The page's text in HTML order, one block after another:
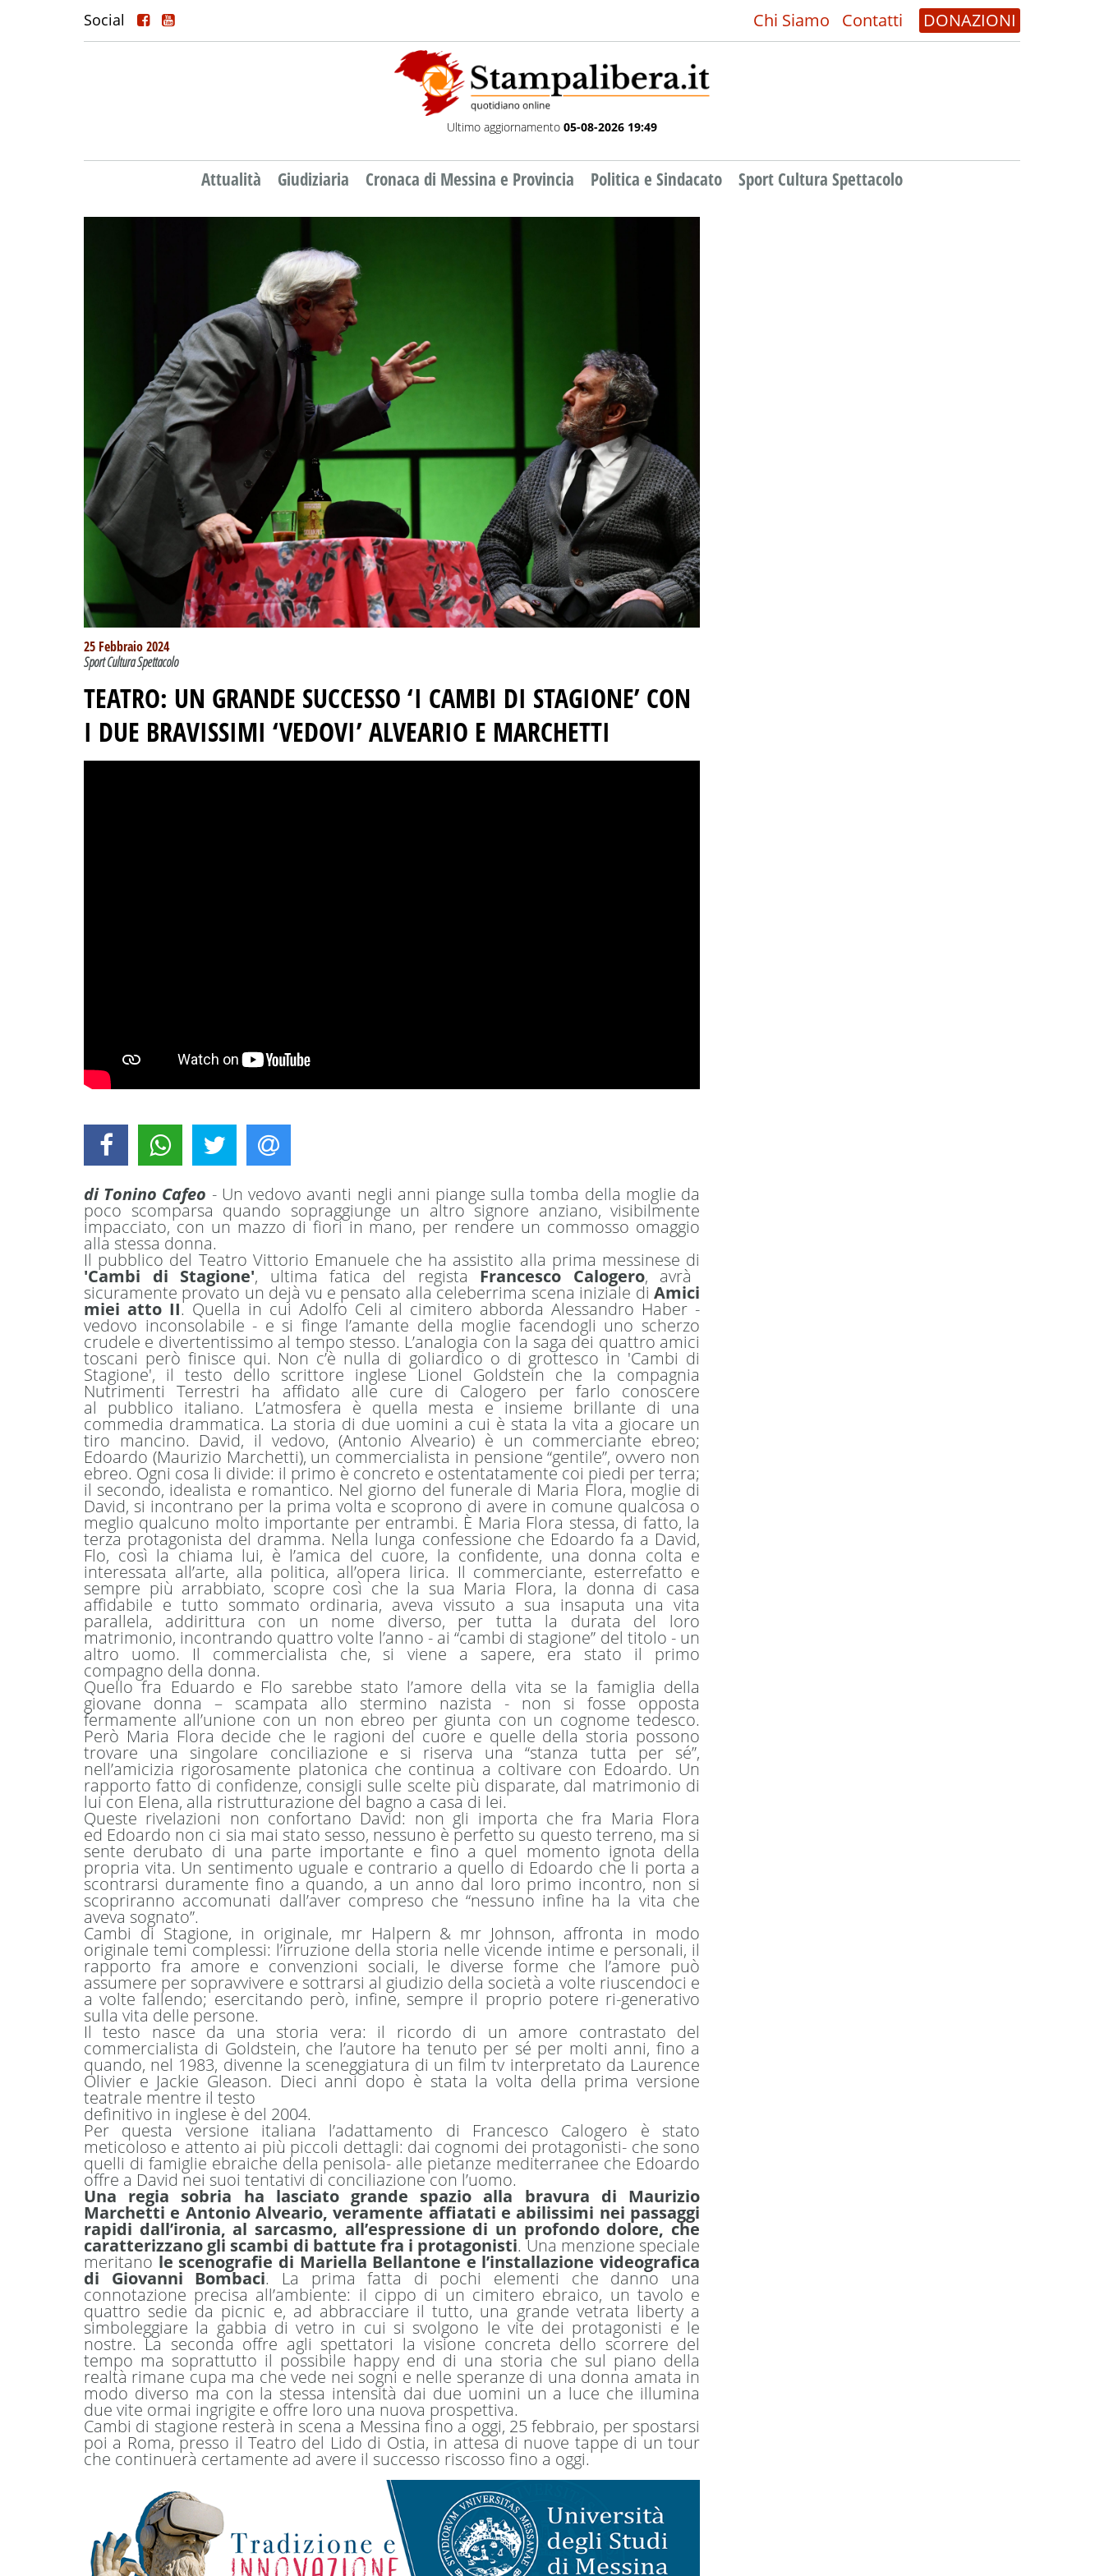
Social Chi Siamo Contatti DONAZIONI
Ultimo aggiornamento 05-08-2026 19:49
Attualità Giudiziaria Cronaca di Messina e Provincia Politica e Sindacato Sport Cultura Spettacolo
25 Febbraio 2024
Sport Cultura Spettacolo
TEATRO: UN GRANDE SUCCESSO ‘I CAMBI DI STAGIONE’ CON
I DUE BRAVISSIMI ‘VEDOVI’ ALVEARIO E MARCHETTI
di Tonino Cafeo - Un vedovo avanti negli anni piange sulla tomba della moglie da
poco scomparsa quando sopraggiunge un altro signore anziano, visibilmente
impacciato, con un mazzo di fiori in mano, per rendere un commosso omaggio
alla stessa donna.
Il pubblico del Teatro Vittorio Emanuele che ha assistito alla prima messinese di
'Cambi di Stagione', ultima fatica del regista Francesco Calogero, avrà
sicuramente provato un dejà vu e pensato alla celeberrima scena iniziale di Amici
miei atto II. Quella in cui Adolfo Celi al cimitero abborda Alessandro Haber -
vedovo inconsolabile - e si finge l’amante della moglie facendogli uno scherzo
crudele e divertentissimo al tempo stesso. L’analogia con la saga dei quattro amici
toscani però finisce qui. Non c’è nulla di goliardico o di grottesco in 'Cambi di
Stagione', il testo dello scrittore inglese Lionel Goldstein che la compagnia
Nutrimenti Terrestri ha affidato alle cure di Calogero per farlo conoscere
al pubblico italiano. L’atmosfera è quella mesta e insieme brillante di una
commedia drammatica. La storia di due uomini a cui è stata la vita a giocare un
tiro mancino. David, il vedovo, (Antonio Alveario) è un commerciante ebreo;
Edoardo (Maurizio Marchetti), un commercialista in pensione “gentile”, ovvero non
ebreo. Ogni cosa li divide: il primo è concreto e ostentatamente coi piedi per terra;
il secondo, idealista e romantico. Nel giorno del funerale di Maria Flora, moglie di
David, si incontrano per la prima volta e scoprono di avere in comune qualcosa o
meglio qualcuno molto importante per entrambi. È Maria Flora stessa, di fatto, la
terza protagonista del dramma. Nella lunga confessione che Edoardo fa a David,
Flo, così la chiama lui, è l’amica del cuore, la confidente, una donna colta e
interessata all’arte, alla politica, all’opera lirica. Il commerciante, esterrefatto e
sempre più arrabbiato, scopre così che la sua Maria Flora, la donna di casa
affidabile e tutto sommato ordinaria, aveva vissuto a sua insaputa una vita
parallela, addirittura con un nome diverso, per tutta la durata del loro
matrimonio, incontrando quattro volte l’anno - ai “cambi di stagione” del titolo - un
altro uomo. Il commercialista che, si viene a sapere, era stato il primo
compagno della donna.
Quello fra Eduardo e Flo sarebbe stato l’amore della vita se la famiglia della
giovane donna – scampata allo stermino nazista - non si fosse opposta
fermamente all’unione con un non ebreo per giunta con un cognome tedesco.
Però Maria Flora decide che le ragioni del cuore e quelle della storia possono
trovare una singolare conciliazione e si riserva una “stanza tutta per sé”,
nell’amicizia rigorosamente platonica che continua a coltivare con Edoardo. Un
rapporto fatto di confidenze, consigli sulle scelte più disparate, dal matrimonio di
lui con Elena, alla ristrutturazione del bagno a casa di lei.
Queste rivelazioni non confortano David: non gli importa che fra Maria Flora
ed Edoardo non ci sia mai stato sesso, nessuno è perfetto su questo terreno, ma si
sente derubato di una parte importante e fino a quel momento ignota della
propria vita. Un sentimento uguale e contrario a quello di Edoardo che li porta a
scontrarsi duramente fino a quando, a un anno dal loro primo incontro, non si
scopriranno accomunati dall’aver compreso che “nessuno infine ha la vita che
aveva sognato”.
Cambi di Stagione, in originale, mr Halpern & mr Johnson, affronta in modo
originale temi complessi: l’irruzione della storia nelle vicende intime e personali, il
rapporto fra amore e convenzioni sociali, le diverse forme che l’amore può
assumere per sopravvivere e sottrarsi al giudizio della società a volte riuscendoci e
a volte fallendo; esercitando però, infine, sempre il proprio potere ri-generativo
sulla vita delle persone.
Il testo nasce da una storia vera: il ricordo di un amore contrastato del
commercialista di Goldstein, che l’autore ha tenuto per sé per molti anni, fino a
quando, nel 1983, divenne la sceneggiatura di un film tv interpretato da Laurence
Olivier e Jackie Gleason. Dieci anni dopo è stata la volta della prima versione
teatrale mentre il testo
definitivo in inglese è del 2004.
Per questa versione italiana l’adattamento di Francesco Calogero è stato
meticoloso e attento ai più piccoli dettagli: dai cognomi dei protagonisti- che sono
quelli di famiglie ebraiche della penisola- alle pietanze mediterranee che Edoardo
offre a David nei suoi tentativi di conciliazione con l’uomo.
Una regia sobria ha lasciato grande spazio alla bravura di Maurizio
Marchetti e Antonio Alveario, veramente affiatati e abilissimi nei passaggi
rapidi dall’ironia, al sarcasmo, all’espressione di un profondo dolore, che
caratterizzano gli scambi di battute fra i protagonisti. Una menzione speciale
meritano le scenografie di Mariella Bellantone e l’installazione videografica
di Giovanni Bombaci. La prima fatta di pochi elementi che danno una
connotazione precisa all’ambiente: il cippo di un cimitero ebraico, un tavolo e
quattro sedie da picnic e, ad abbracciare il tutto, una grande vetrata liberty a
simboleggiare la gabbia di vetro in cui si svolgono le vite dei protagonisti e le
nostre. La seconda offre agli spettatori la visione concreta dello scorrere del
tempo ma soprattutto il possibile happy end di una storia che sul piano della
realtà rimane cupa ma che vede nei sogni e nelle speranze di una donna amata in
modo diverso ma con la stessa intensità dai due uomini un a luce che illumina
due vite ormai ingrigite e offre loro una nuova prospettiva.
Cambi di stagione resterà in scena a Messina fino a oggi, 25 febbraio, per spostarsi
poi a Roma, presso il Teatro del Lido di Ostia, in attesa di nuove tappe di un tour
che continuerà certamente ad avere il successo riscosso fino a oggi.